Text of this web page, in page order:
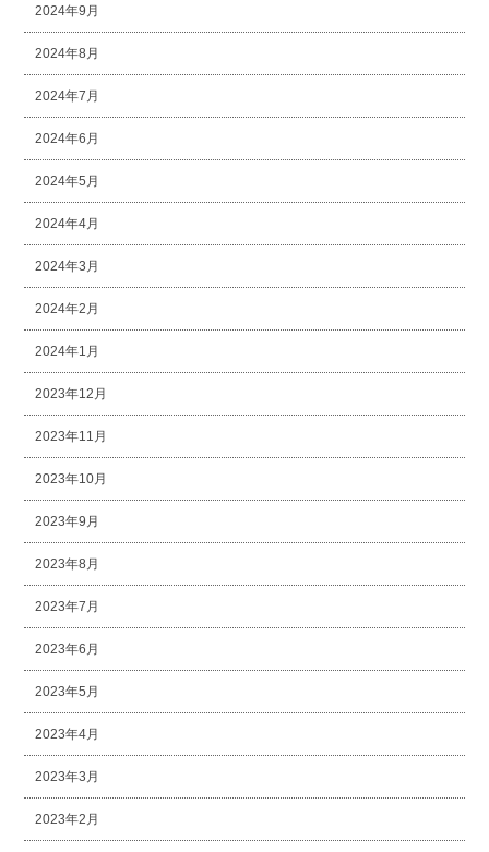
2024年9月
2024年8月
2024年7月
2024年6月
2024年5月
2024年4月
2024年3月
2024年2月
2024年1月
2023年12月
2023年11月
2023年10月
2023年9月
2023年8月
2023年7月
2023年6月
2023年5月
2023年4月
2023年3月
2023年2月